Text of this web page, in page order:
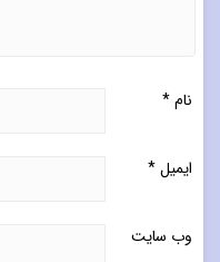
نام*
ایمیل*
وب‌ سایت